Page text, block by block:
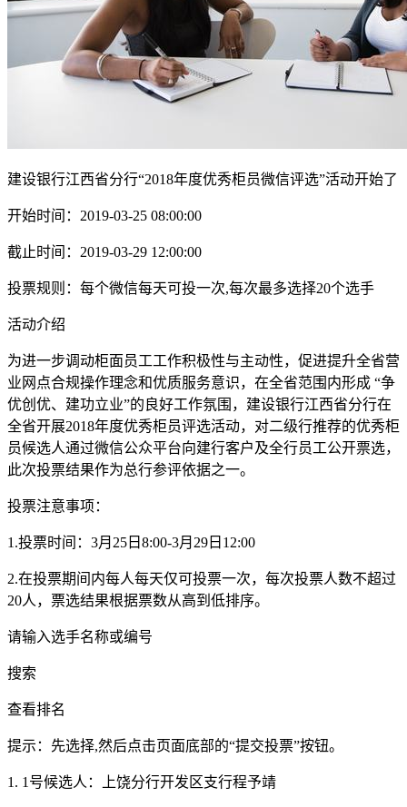
建设银行江西省分行“2018年度优秀柜员微信评选”活动开始了
开始时间：2019-03-25 08:00:00
截止时间：2019-03-29 12:00:00
投票规则：每个微信每天可投一次,每次最多选择20个选手
活动介绍
为进一步调动柜面员工工作积极性与主动性，促进提升全省营
业网点合规操作理念和优质服务意识，在全省范围内形成 “争
优创优、建功立业”的良好工作氛围，建设银行江西省分行在
全省开展2018年度优秀柜员评选活动，对二级行推荐的优秀柜
员候选人通过微信公众平台向建行客户及全行员工公开票选，
此次投票结果作为总行参评依据之一。
投票注意事项：
1.投票时间：3月25日8:00-3月29日12:00
2.在投票期间内每人每天仅可投票一次，每次投票人数不超过
20人，票选结果根据票数从高到低排序。
请输入选手名称或编号
搜索
查看排名
提示：先选择,然后点击页面底部的“提交投票”按钮。
1. 1号候选人：上饶分行开发区支行程予靖